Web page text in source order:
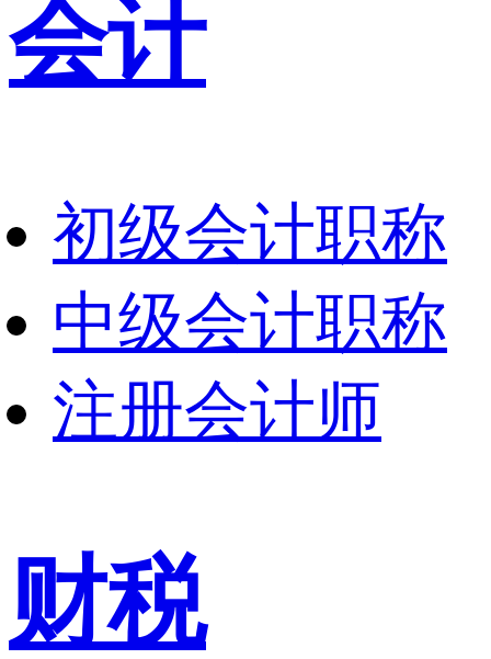
会计
初级会计职称
中级会计职称
注册会计师
财税